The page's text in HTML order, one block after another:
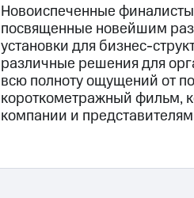
Новоиспеченные
посвященные новейшим
установки для бизнес-
различные решения для
всю полноту ощущений от
короткометражный фильм,
компании и